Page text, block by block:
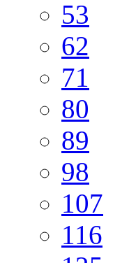
53
62
71
80
89
98
107
116